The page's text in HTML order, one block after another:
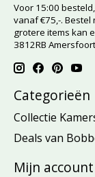
Voor 15:00
vanaf €75,-.
grotere items kan
3812RB
Categorieën
Collectie
Deals van
Mijn account